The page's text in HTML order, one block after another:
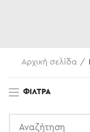
Αρχική σελίδα
ΦΊΛΤΡΑ